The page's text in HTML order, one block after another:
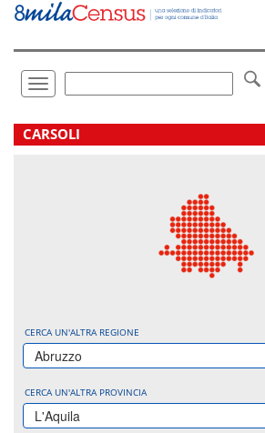
Vai
direttamente
Toggle
navigation
.
CARSOLI
CERCA UN'ALTRA REGIONE
Abruzzo
CERCA UN'ALTRA PROVINCIA
L'Aquila